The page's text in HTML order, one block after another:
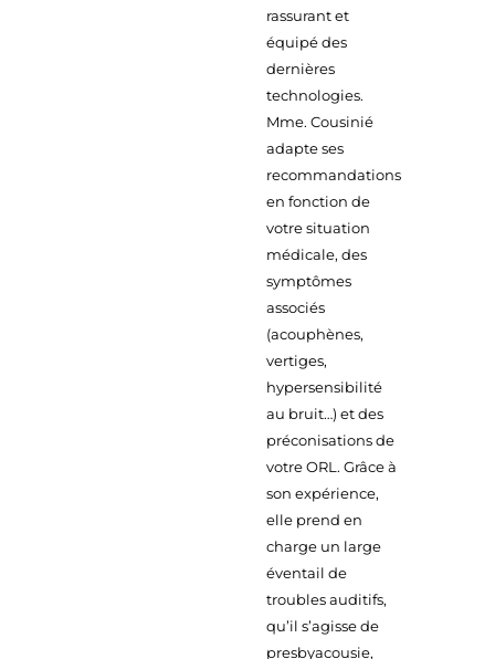
rassurant et
équipé des
dernières
technologies.
Mme. Cousinié
adapte ses
recommandations
en fonction de
votre situation
médicale, des
symptômes
associés
(acouphènes,
vertiges,
hypersensibilité
au bruit…) et des
préconisations de
votre ORL. Grâce à
son expérience,
elle prend en
charge un large
éventail de
troubles auditifs,
qu’il s’agisse de
presbyacousie,